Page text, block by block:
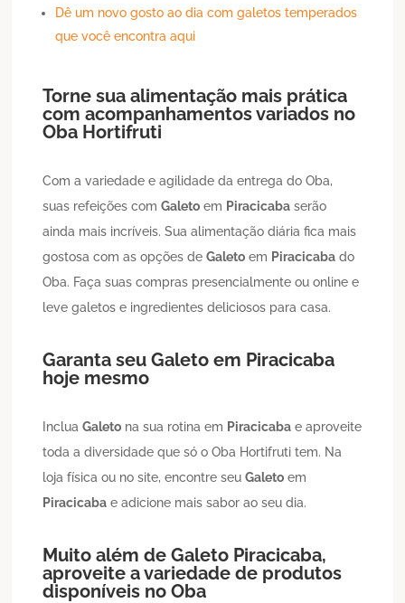
Dê um novo gosto ao dia com galetos temperados
que você encontra aqui
Torne sua alimentação mais prática
com acompanhamentos variados no
Oba Hortifruti
Com a variedade e agilidade da entrega do Oba,
suas refeições comGaleto em Piracicaba serão
ainda mais incríveis. Sua alimentação diária fica mais
gostosa com as opções deGaleto em Piracicaba do
Oba. Faça suas compras presencialmente ou online e
leve galetos e ingredientes deliciosos para casa.
Garanta seuGaleto em Piracicaba
hoje mesmo
IncluaGaleto na sua rotina em Piracicaba e aproveite
toda a diversidade que só o Oba Hortifruti tem. Na
loja física ou no site, encontre seuGaleto em
Piracicaba e adicione mais sabor ao seu dia.
Muito além deGaleto Piracicaba,
aproveite a variedade de produtos
disponíveis no Oba